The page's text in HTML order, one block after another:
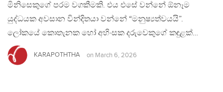
මිනිසෙකුගේ පරම වගකීමකි. එය එසේ වන්නේ ඕනෑම
යුද්ධයක අවසාන වින්දිතයා වන්නේ “මනුෂ්‍යත්වයයි”.
ලෝකයේ කොතැනක හෝ අහිංසක දරුවෙකුගේ කඳුළක්…
KARAPOTHTHA on March 6, 2026